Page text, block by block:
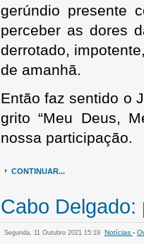
gerúndio presente
perceber as dores
derrotado,
de amanhã.
Então faz sentido o
grito “Meu Deus,
nossa participação.
CONTINUAR...
Cabo
Segunda, 11 Outubro 2021 15:19 Notícias -